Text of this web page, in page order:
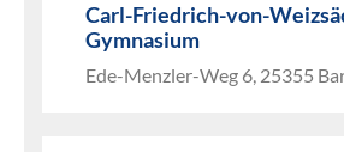
Carl-Friedrich-von-
Gymnasium
Ede-Menzler-Weg 6, 25355